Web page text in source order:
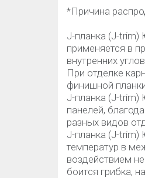
*Причина
J-планка (J-
применяется в
внутренних
При отделке
финишной
J-планка (J-
панелей,
разных видов
J-планка (J-
температур в
воздействием
боится грибка,